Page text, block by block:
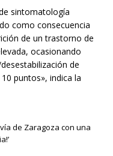
sintomatología
como consecuencia
de un trastorno de
ocasionando
de
puntos», indica la
de Zaragoza con una